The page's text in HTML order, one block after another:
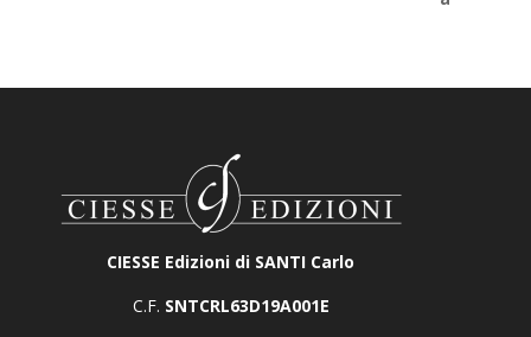
CIESSE Edizioni di SANTI Carlo
C.F. SNTCRL63D19A001E